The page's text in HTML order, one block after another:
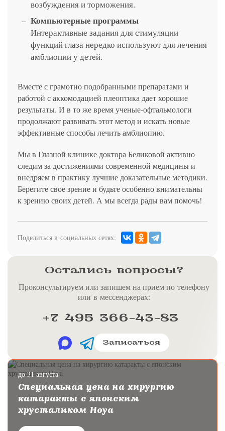
возбуждения и торможения.
Компьютерные программы
Интерактивные задания для стимуляции
функций глаза нередко используют для лечения
амблиопии у детей.
Вместе с грамотно подобранными препаратами и
работой с аккомодацией плеоптика дает хорошие
результаты. И в то же время ученые-офтальмологи
продолжают развивать этот метод и искать новые
эффективные способы лечить амблиопию.
Мы в Глазной клинике доктора Беликовой активно
следим за достижениями современной медицины и
внедряем в практику лучшие доказательные методики.
Берегите свое зрение и будьте особенно внимательны
к зрению своих детей. А мы всегда рады вам помочь!
Поделиться в социальных сетях:
Остались вопросы?
Проконсультируем или запишем на прием по телефону
или в мессенджерах:
+7 495 366-43-83
Записаться
до 31 августа
Специальная цена на хирургию
катаракты с японским
хрусталиком Hoya